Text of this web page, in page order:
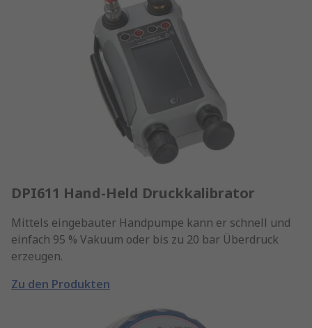
DPI611 Hand-Held Druckkalibrator
Mittels eingebauter Handpumpe kann er schnell und
einfach 95 % Vakuum oder bis zu 20 bar Überdruck
erzeugen.
Zu den Produkten